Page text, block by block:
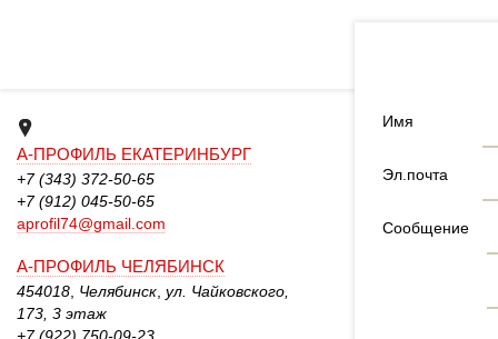
А-ПРОФИЛЬ ЕКАТЕРИНБУРГ
+7 (343) 372-50-65
+7 (912) 045-50-65
aprofil74@gmail.com
А-ПРОФИЛЬ ЧЕЛЯБИНСК
454018 Челябинск ул. Чайковского,
173, 3 этаж
Имя
Эл.почта
Сообщение